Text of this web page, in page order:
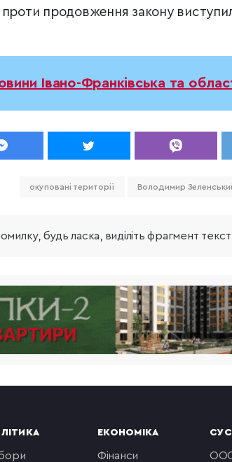
продовження закону
Івано-Франківська та
окуповані території Володимир
будь ласка, виділіть фрагмент
ЕКОНОМІКА
фінанси